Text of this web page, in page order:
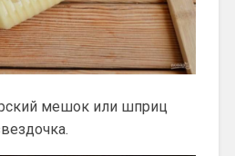
мешок или шприц